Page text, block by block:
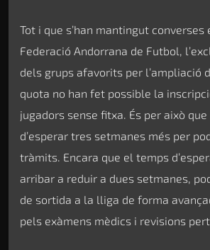
Tot i que s’han mantingut converses
Federació Andorrana de Futbol,
dels grups afavorits per l’ampliació
quota no han fet possible la
jugadors sense fitxa. És per això
d’esperar tres setmanes més per
tràmits. Encara que el temps
arribar a reduir a dues setmanes,
de sortida a la lliga de forma
pels exàmens mèdics i revisions